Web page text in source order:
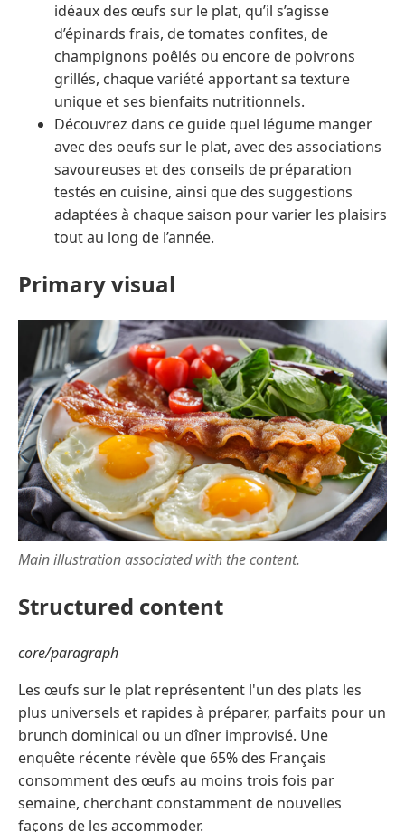
idéaux des œufs sur le plat, qu’il s’agisse
d’épinards frais, de tomates confites, de
champignons poêlés ou encore de poivrons
grillés, chaque variété apportant sa texture
unique et ses bienfaits nutritionnels.
Découvrez dans ce guide quel légume manger
avec des oeufs sur le plat, avec des associations
savoureuses et des conseils de préparation
testés en cuisine, ainsi que des suggestions
adaptées à chaque saison pour varier les plaisirs
tout au long de l’année.
Primary visual
Main illustration associated with the content.
Structured content
core/paragraph
Les œufs sur le plat représentent l'un des plats les
plus universels et rapides à préparer, parfaits pour un
brunch dominical ou un dîner improvisé. Une
enquête récente révèle que 65% des Français
consomment des œufs au moins trois fois par
semaine, cherchant constamment de nouvelles
façons de les accommoder.